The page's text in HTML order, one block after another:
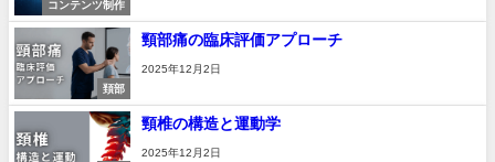
コンテンツ制作
頚部
頸部痛の臨床評価アプローチ
2025年12月2日
頸椎の構造と運動学
2025年12月2日